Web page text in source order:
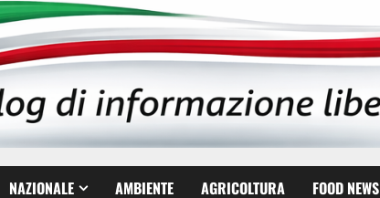
NAZIONALE AMBIENTE AGRICOLTURA FOOD NEWS